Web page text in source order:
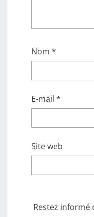
Nom *
E-mail *
Site web
Restez informé